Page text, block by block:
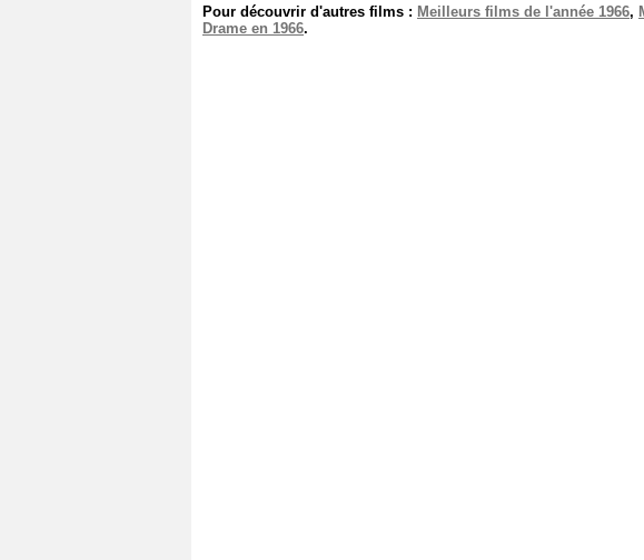
Pour découvrir d'autres films : Meilleurs films de l'année 1966,
Drame en 1966.